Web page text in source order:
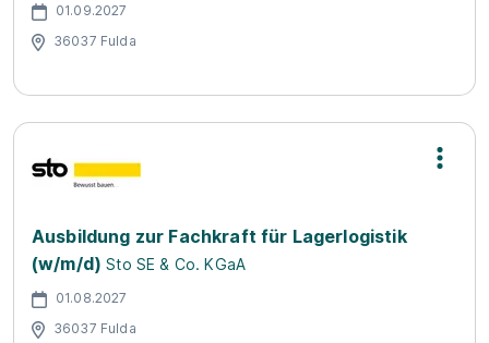
01.09.2027
36037 Fulda
Ausbildung zur Fachkraft für Lagerlogistik
(w/m/d) Sto SE & Co. KGaA
01.08.2027
36037 Fulda